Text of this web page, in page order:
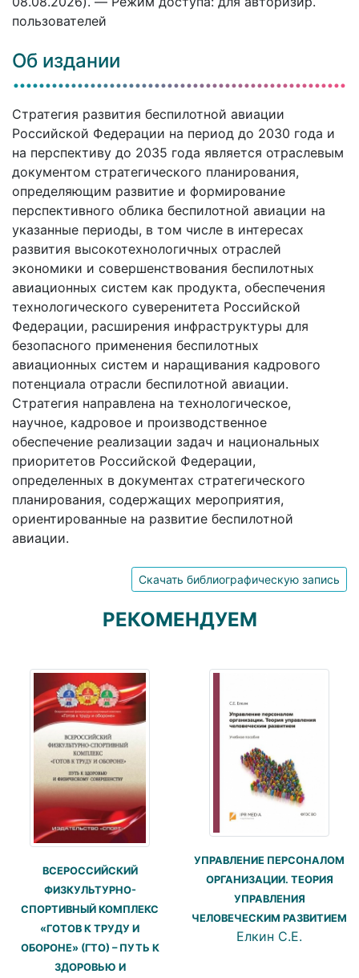
пользователей
Об издании
Стратегия развития беспилотной авиации
Российской Федерации на период до 2030 года и
на перспективу до 2035 года является отраслевым
документом стратегического планирования,
определяющим развитие и формирование
перспективного облика беспилотной авиации на
указанные периоды, в том числе в интересах
развития высокотехнологичных отраслей
экономики и совершенствования беспилотных
авиационных систем как продукта, обеспечения
технологического суверенитета Российской
Федерации, расширения инфраструктуры для
безопасного применения беспилотных
авиационных систем и наращивания кадрового
потенциала отрасли беспилотной авиации.
Стратегия направлена на технологическое,
научное, кадровое и производственное
обеспечение реализации задач и национальных
приоритетов Российской Федерации,
определенных в документах стратегического
планирования, содержащих мероприятия,
ориентированные на развитие беспилотной
авиации.
Скачать библиографическую запись
РЕКОМЕНДУЕМ
ВСЕРОССИЙСКИЙ
ФИЗКУЛЬТУРНО-
СПОРТИВНЫЙ КОМПЛЕКС
«ГОТОВ К ТРУДУ И
ОБОРОНЕ» (ГТО) – ПУТЬ К
ЗДОРОВЬЮ И
УПРАВЛЕНИЕ ПЕРСОНАЛОМ
ОРГАНИЗАЦИИ. ТЕОРИЯ
УПРАВЛЕНИЯ
ЧЕЛОВЕЧЕСКИМ РАЗВИТИЕМ
Елкин С.Е.